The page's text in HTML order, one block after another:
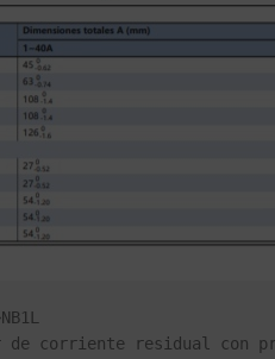
corriente residual con